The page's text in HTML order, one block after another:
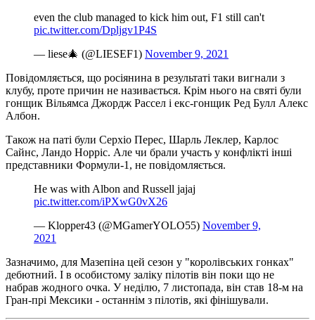
even the club managed to kick him out, F1 still can't
pic.twitter.com/Dpljgv1P4S
— liese🎄 (@LIESEF1) November 9, 2021
Повідомляється, що росіянина в результаті таки вигнали з
клубу, проте причин не називається. Крім нього на святі були
гонщик Вільямса Джордж Рассел і екс-гонщик Ред Булл Алекс
Албон.
Також на паті були Серхіо Перес, Шарль Леклер, Карлос
Сайнс, Ландо Норріс. Але чи брали участь у конфлікті інші
представники Формули-1, не повідомляється.
He was with Albon and Russell jajaj
pic.twitter.com/iPXwG0vX26
— Klopper43 (@MGamerYOLO55) November 9,
2021
Зазначимо, для Мазепіна цей сезон у "королівських гонках"
дебютний. І в особистому заліку пілотів він поки що не
набрав жодного очка. У неділю, 7 листопада, він став 18-м на
Гран-прі Мексики - останнім з пілотів, які фінішували.